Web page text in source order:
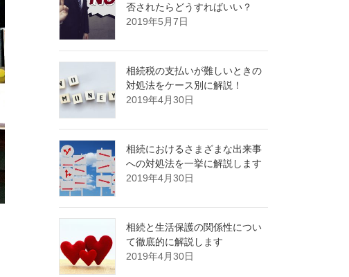
否されたらどうすればいい？
2019年5月7日
相続税の支払いが難しいときの
対処法をケース別に解説！
2019年4月30日
相続におけるさまざまな出来事
への対処法を一挙に解説します
2019年4月30日
相続と生活保護の関係性につい
て徹底的に解説します
2019年4月30日